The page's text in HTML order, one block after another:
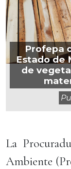
Profepa
Estado de
de
La
Ambiente